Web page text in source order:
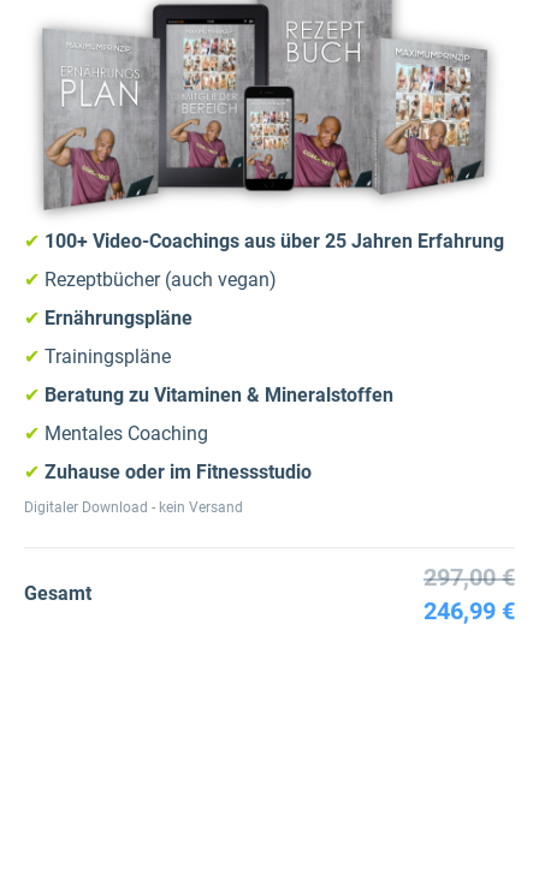
✔ 100+ Video-Coachings aus über 25 Jahren Erfahrung
✔ Rezeptbücher (auch vegan)
✔ Ernährungspläne
✔ Trainingspläne
✔ Beratung zu Vitaminen & Mineralstoffen
✔ Mentales Coaching
✔ Zuhause oder im Fitnessstudio
Digitaler Download - kein Versand
Gesamt
297,00 €
246,99 €